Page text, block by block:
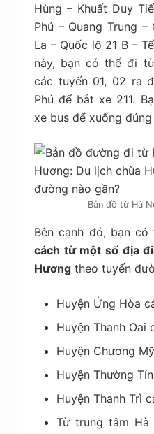
Hùng – Khuất Duy
Phú – Quang Trung
La – Quốc lộ 21 B –
này, bạn có thể đi
các tuyến 01, 02 ra
Phú để bắt xe 211.
xe bus để xuống
Bản đồ từ Hà
Bên cạnh đó, bạn có
cách từ một số địa
Hương theo tuyến
Huyện Ứng Hòa
Huyện Thanh Oai
Huyện Chương
Huyện Thường
Huyện Thanh Trì
Từ trung tâm Hà